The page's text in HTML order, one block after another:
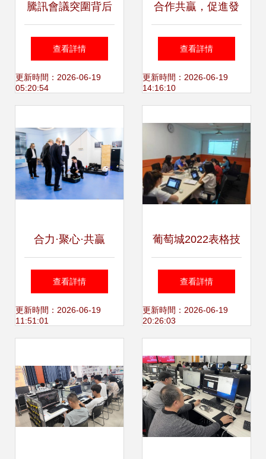
騰訊會議突圍背后
端到端實時語音技
術如何保障交流順
查看詳情
更新時間：2026-06-19
05:20:54
合作共贏，促進發
展——歐姆龍×豪
森戰略交流合作會
查看詳情
更新時間：2026-06-19
14:16:10
合力·聚心·共贏
——西門子全球首
席戰略官訪問仙知
技術交流
查看詳情
更新時間：2026-06-19
11:51:01
葡萄城2022表格技
術研討會——聯想
集團專場軟件技術
查看詳情
更新時間：2026-06-19
20:26:03